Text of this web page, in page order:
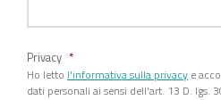
Privacy *
Ho letto l'informativa sulla privacy e
dati personali ai sensi dell'art. 13 D. lgs.